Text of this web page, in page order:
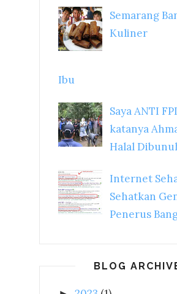
Semarang
Kuliner
Ibu
Saya ANTI
katanya
Halal
Internet
Sehatkan
Penerus
BLOG